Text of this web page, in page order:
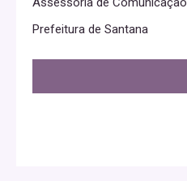
Prefeitura de Santana